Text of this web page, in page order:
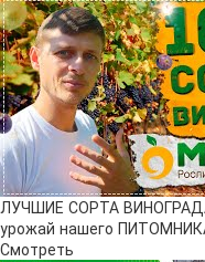
ЛУЧШИЕ СОРТА
урожай нашего
Смотреть